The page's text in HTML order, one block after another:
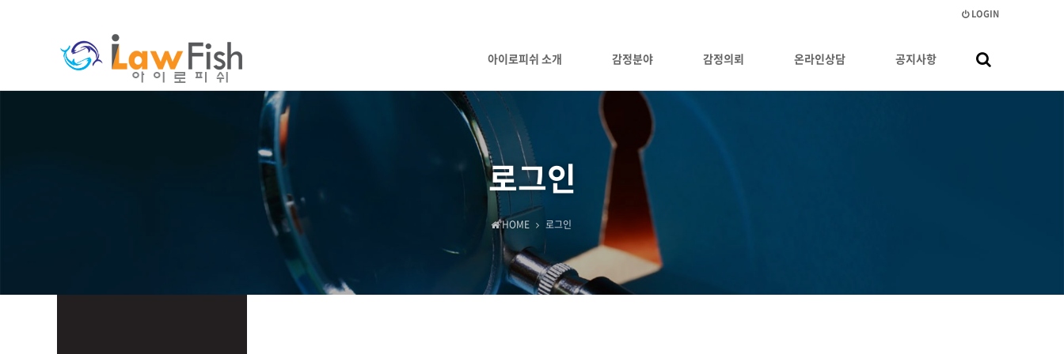
LOGIN
아이로피쉬 소개 감정분야 감정의뢰 온라인상담
하위분류
공지사항
로그인
HOME 로그인